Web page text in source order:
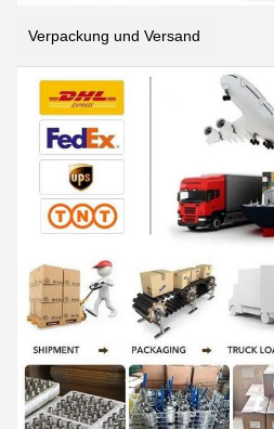
Verpackung und Versand